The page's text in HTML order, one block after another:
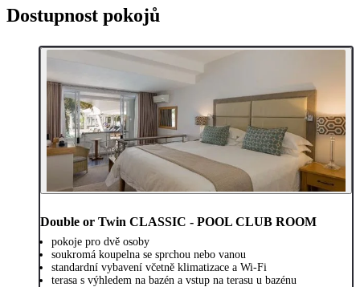
Dostupnost pokojů
Double or Twin CLASSIC - POOL CLUB ROOM
pokoje pro dvě osoby
soukromá koupelna se sprchou nebo vanou
standardní vybavení včetně klimatizace a Wi-Fi
terasa s výhledem na bazén a vstup na terasu u bazénu